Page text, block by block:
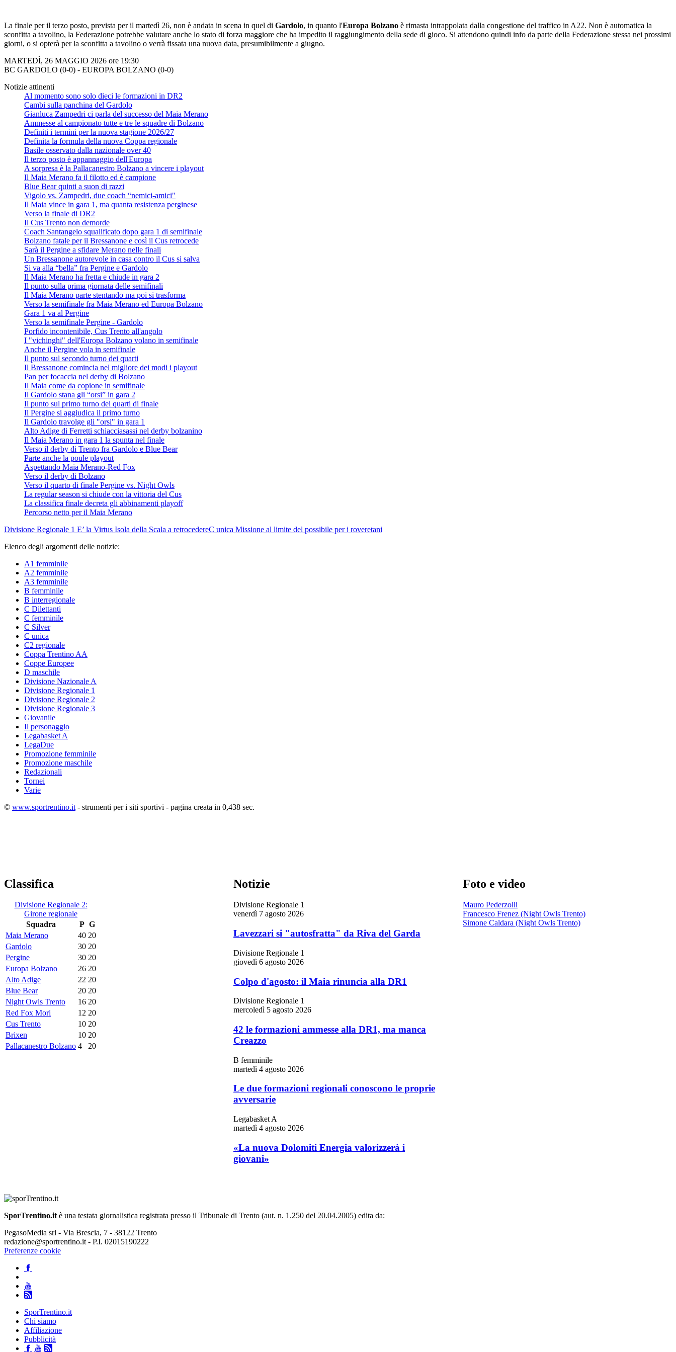
La finale per il terzo posto, prevista per il martedì 26, non è andata in scena in quel di Gardolo, in quanto l'Europa Bolzano è rimasta intrappolata dalla congestione del traffico in A22. Non è automatica la
sconfitta a tavolino, la Federazione potrebbe valutare anche lo stato di forza maggiore che ha impedito il raggiungimento della sede di gioco. Si attendono quindi info da parte della Federazione stessa nei prossimi
giorni, o si opterà per la sconfitta a tavolino o verrà fissata una nuova data, presumibilmente a giugno.
MARTEDÌ, 26 MAGGIO 2026 ore 19:30
BC GARDOLO (0-0) - EUROPA BOLZANO (0-0)
Notizie attinenti
Al momento sono solo dieci le formazioni in DR2
Cambi sulla panchina del Gardolo
Gianluca Zampedri ci parla del successo del Maia Merano
Ammesse al campionato tutte e tre le squadre di Bolzano
Definiti i termini per la nuova stagione 2026/27
Definita la formula della nuova Coppa regionale
Basile osservato dalla nazionale over 40
Il terzo posto è appannaggio dell'Europa
A sorpresa è la Pallacanestro Bolzano a vincere i playout
Il Maia Merano fa il filotto ed è campione
Blue Bear quinti a suon di razzi
Vigolo vs. Zampedri, due coach “nemici-amici"
Il Maia vince in gara 1, ma quanta resistenza perginese
Verso la finale di DR2
Il Cus Trento non demorde
Coach Santangelo squalificato dopo gara 1 di semifinale
Bolzano fatale per il Bressanone e così il Cus retrocede
Sarà il Pergine a sfidare Merano nelle finali
Un Bressanone autorevole in casa contro il Cus si salva
Si va alla “bella” fra Pergine e Gardolo
Il Maia Merano ha fretta e chiude in gara 2
Il punto sulla prima giornata delle semifinali
Il Maia Merano parte stentando ma poi si trasforma
Verso la semifinale fra Maia Merano ed Europa Bolzano
Gara 1 va al Pergine
Verso la semifinale Pergine - Gardolo
Porfido incontenibile, Cus Trento all'angolo
I "vichinghi" dell'Europa Bolzano volano in semifinale
Anche il Pergine vola in semifinale
Il punto sul secondo turno dei quarti
Il Bressanone comincia nel migliore dei modi i playout
Pan per focaccia nel derby di Bolzano
Il Maia come da copione in semifinale
Il Gardolo stana gli “orsi” in gara 2
Il punto sul primo turno dei quarti di finale
Il Pergine si aggiudica il primo turno
Il Gardolo travolge gli "orsi" in gara 1
Alto Adige di Ferretti schiacciasassi nel derby bolzanino
Il Maia Merano in gara 1 la spunta nel finale
Verso il derby di Trento fra Gardolo e Blue Bear
Parte anche la poule playout
Aspettando Maia Merano-Red Fox
Verso il derby di Bolzano
Verso il quarto di finale Pergine vs. Night Owls
La regular season si chiude con la vittoria del Cus
La classifica finale decreta gli abbinamenti playoff
Percorso netto per il Maia Merano
Divisione Regionale 1 E’ la Virtus Isola della Scala a retrocedereC unica Missione al limite del possibile per i roveretani
Elenco degli argomenti delle notizie:
A1 femminile
A2 femminile
A3 femminile
B femminile
B interregionale
C Dilettanti
C femminile
C Silver
C unica
C2 regionale
Coppa Trentino AA
Coppe Europee
D maschile
Divisione Nazionale A
Divisione Regionale 1
Divisione Regionale 2
Divisione Regionale 3
Giovanile
Il personaggio
Legabasket A
LegaDue
Promozione femminile
Promozione maschile
Redazionali
Tornei
Varie
© www.sportrentino.it - strumenti per i siti sportivi - pagina creata in 0,438 sec.
Classifica
Divisione Regionale 2:
Girone regionale
Squadra
P G
Maia Merano
40 20
Gardolo
30 20
Pergine
30 20
Europa Bolzano
26 20
Alto Adige
22 20
Blue Bear
20 20
Night Owls Trento
16 20
Red Fox Mori
12 20
Cus Trento
10 20
Brixen
10 20
Pallacanestro Bolzano 4 20
Notizie
Divisione Regionale 1
venerdì 7 agosto 2026
Lavezzari si "autosfratta" da Riva del Garda
Divisione Regionale 1
giovedì 6 agosto 2026
Colpo d'agosto: il Maia rinuncia alla DR1
Divisione Regionale 1
mercoledì 5 agosto 2026
42 le formazioni ammesse alla DR1, ma manca
Creazzo
B femminile
martedì 4 agosto 2026
Le due formazioni regionali conoscono le proprie
avversarie
Legabasket A
martedì 4 agosto 2026
«La nuova Dolomiti Energia valorizzerà i
giovani»
Foto e video
Mauro Pederzolli
Francesco Frenez (Night Owls Trento)
Simone Caldara (Night Owls Trento)
SporTrentino.it è una testata giornalistica registrata presso il Tribunale di Trento (aut. n. 1.250 del 20.04.2005) edita da:
PegasoMedia srl - Via Brescia, 7 - 38122 Trento
redazione@sportrentino.it - P.I. 02015190222
Preferenze cookie
SporTrentino.it
Chi siamo
Affiliazione
Pubblicità